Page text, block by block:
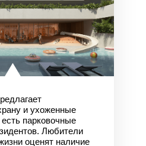
и ухоженные
парковочные
Любители
оценят наличие